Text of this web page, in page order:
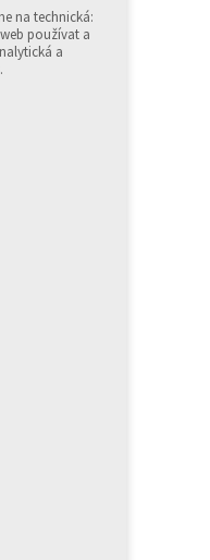
na technická:
používat a
a